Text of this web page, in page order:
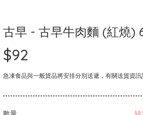
古早 - 古早牛肉麵 (紅燒)
$92
急凍食品與一般貨品將安排分別送遞，有關送貨資